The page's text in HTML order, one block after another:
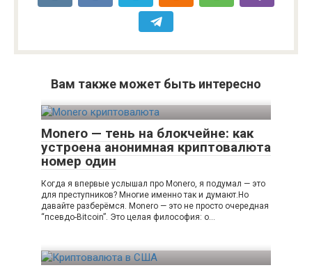
Вам также может быть интересно
Monero — тень на блокчейне: как
устроена анонимная криптовалюта
номер один
Когда я впервые услышал про Monero, я подумал — это
для преступников? Многие именно так и думают.Но
давайте разберёмся. Monero — это не просто очередная
“псевдо-Bitcoin”. Это целая философия: о…